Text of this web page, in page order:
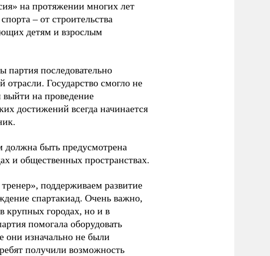
на протяжении многих лет
– от строительства
детям и взрослым
партия последовательно
отрасли. Государство смогло не
выйти на проведение
достижений всегда начинается
должна быть предусмотрена
и общественных пространствах.
поддерживаем развитие
спартакиад. Очень важно,
крупных городах, но и в
помогала оборудовать
они изначально не были
получили возможность